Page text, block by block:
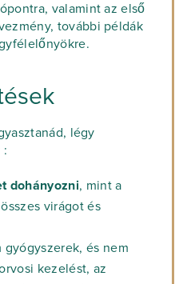
valamint az első
további példák
légy
:
dohányozni, mint a
virágot és
gyógyszerek, és nem
kezelést, az